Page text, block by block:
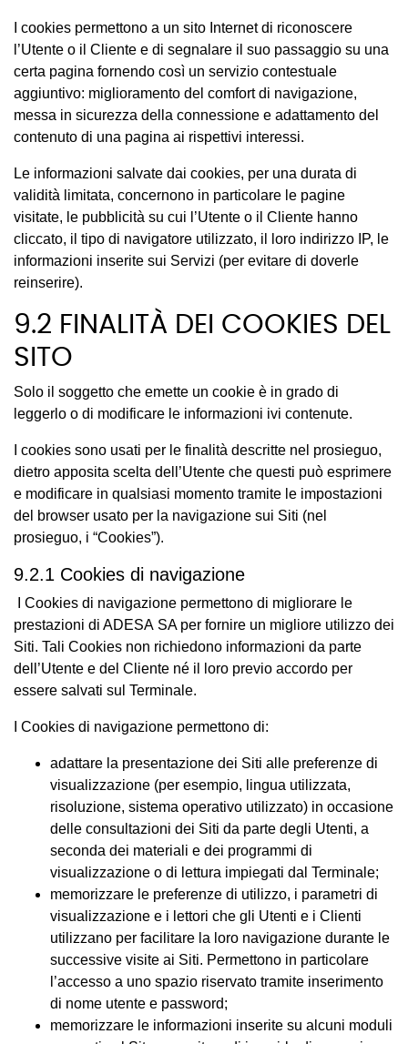
I cookies permettono a un sito Internet di riconoscere
l’Utente o il Cliente e di segnalare il suo passaggio su una
certa pagina fornendo così un servizio contestuale
aggiuntivo: miglioramento del comfort di navigazione,
messa in sicurezza della connessione e adattamento del
contenuto di una pagina ai rispettivi interessi.
Le informazioni salvate dai cookies, per una durata di
validità limitata, concernono in particolare le pagine
visitate, le pubblicità su cui l’Utente o il Cliente hanno
cliccato, il tipo di navigatore utilizzato, il loro indirizzo IP, le
informazioni inserite sui Servizi (per evitare di doverle
reinserire).
9.2 FINALITÀ DEI COOKIES DEL
SITO
Solo il soggetto che emette un cookie è in grado di
leggerlo o di modificare le informazioni ivi contenute.
I cookies sono usati per le finalità descritte nel prosieguo,
dietro apposita scelta dell’Utente che questi può esprimere
e modificare in qualsiasi momento tramite le impostazioni
del browser usato per la navigazione sui Siti (nel
prosieguo, i “Cookies”).
9.2.1 Cookies di navigazione
I Cookies di navigazione permettono di migliorare le
prestazioni di ADESA SA per fornire un migliore utilizzo dei
Siti. Tali Cookies non richiedono informazioni da parte
dell’Utente e del Cliente né il loro previo accordo per
essere salvati sul Terminale.
I Cookies di navigazione permettono di:
adattare la presentazione dei Siti alle preferenze di
visualizzazione (per esempio, lingua utilizzata,
risoluzione, sistema operativo utilizzato) in occasione
delle consultazioni dei Siti da parte degli Utenti, a
seconda dei materiali e dei programmi di
visualizzazione o di lettura impiegati dal Terminale;
memorizzare le preferenze di utilizzo, i parametri di
visualizzazione e i lettori che gli Utenti e i Clienti
utilizzano per facilitare la loro navigazione durante le
successive visite ai Siti. Permettono in particolare
l’accesso a uno spazio riservato tramite inserimento
di nome utente e password;
memorizzare le informazioni inserite su alcuni moduli